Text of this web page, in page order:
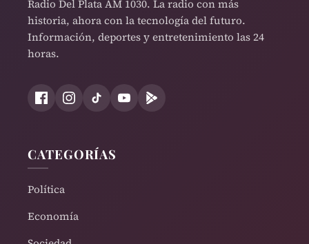
Radio Del Plata AM 1030. La radio con más
historia, ahora con la tecnología del futuro.
Información, deportes y entretenimiento las 24
horas.
CATEGORÍAS
Política
Economía